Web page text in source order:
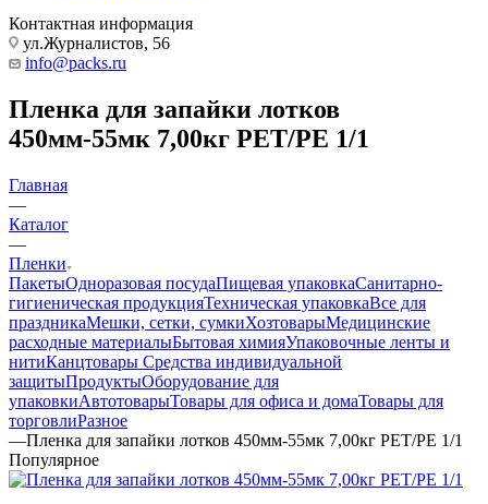
Контактная информация
ул.Журналистов, 56
info@packs.ru
Пленка для запайки лотков
450мм-55мк 7,00кг РЕТ/PE 1/1
Главная
—
Каталог
—
Пленки
ПакетыОдноразовая посудаПищевая упаковкаСанитарно-
гигиеническая продукцияТехническая упаковкаВсе для
праздникаМешки, сетки, сумкиХозтоварыМедицинские
расходные материалыБытовая химияУпаковочные ленты и
нитиКанцтовары Средства индивидуальной
защитыПродуктыОборудование для
упаковкиАвтотоварыТовары для офиса и домаТовары для
торговлиРазное
—Пленка для запайки лотков 450мм-55мк 7,00кг РЕТ/PE 1/1
Популярное